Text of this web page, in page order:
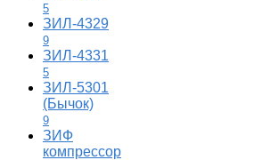
5
ЗИЛ-4329
9
ЗИЛ-4331
5
ЗИЛ-5301
(Бычок)
9
ЗИФ
компрессор